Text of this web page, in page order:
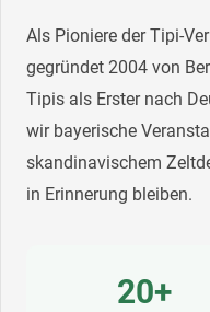
Als Pioniere der Tipi-
gegründet 2004 von
Tipis als Erster nach
wir bayerische
skandinavischem
in Erinnerung bleiben.
20+